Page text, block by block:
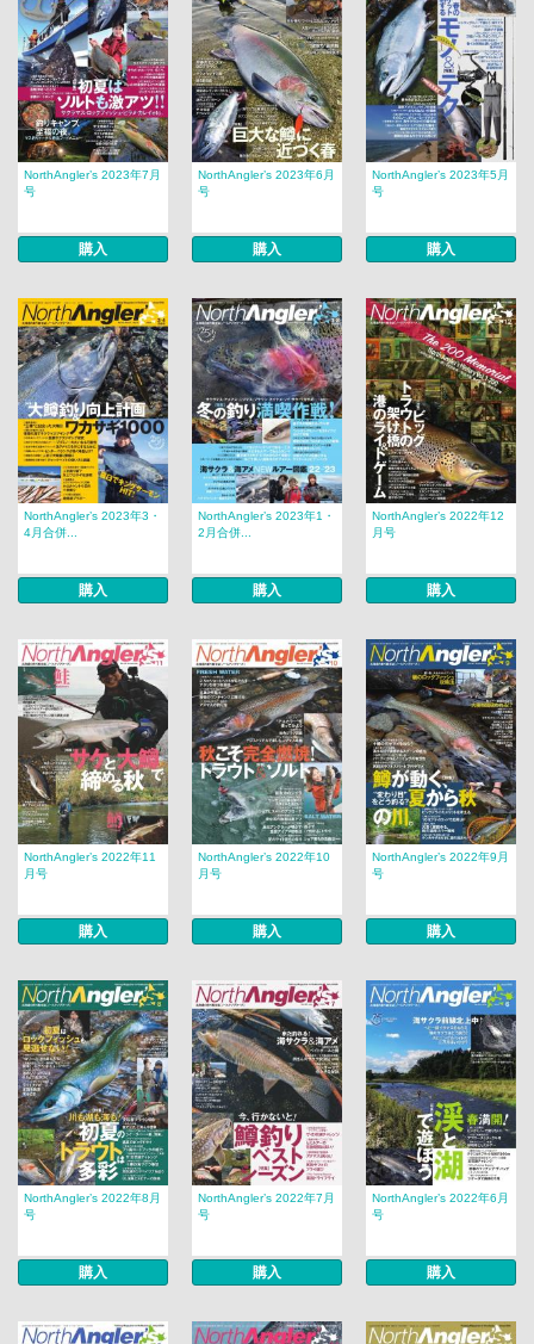
NorthAngler’s 2023年7月
号
購入
NorthAngler’s 2023年6月
号
購入
NorthAngler’s 2023年5月
号
購入
NorthAngler’s 2023年3・
4月合併...
購入
NorthAngler’s 2023年1・
2月合併...
購入
NorthAngler’s 2022年12
月号
購入
NorthAngler’s 2022年11
月号
購入
NorthAngler’s 2022年10
月号
購入
NorthAngler’s 2022年9月
号
購入
NorthAngler’s 2022年8月
号
購入
NorthAngler’s 2022年7月
号
購入
NorthAngler’s 2022年6月
号
購入